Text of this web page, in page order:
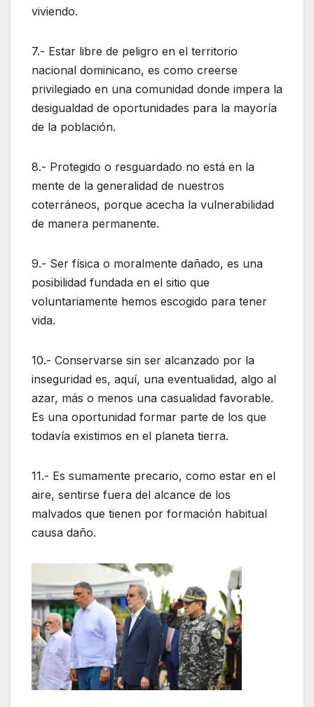
viviendo.
7.- Estar libre de peligro en el territorio
nacional dominicano, es como creerse
privilegiado en una comunidad donde impera la
desigualdad de oportunidades para la mayoría
de la población.
8.- Protegido o resguardado no está en la
mente de la generalidad de nuestros
coterráneos, porque acecha la vulnerabilidad
de manera permanente.
9.- Ser física o moralmente dañado, es una
posibilidad fundada en el sitio que
voluntariamente hemos escogido para tener
vida.
10.- Conservarse sin ser alcanzado por la
inseguridad es, aquí, una eventualidad, algo al
azar, más o menos una casualidad favorable.
Es una oportunidad formar parte de los que
todavía existimos en el planeta tierra.
11.- Es sumamente precario, como estar en el
aire, sentirse fuera del alcance de los
malvados que tienen por formación habitual
causa daño.